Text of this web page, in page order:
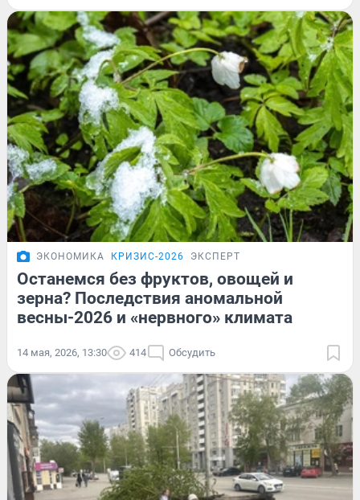
ЭКОНОМИКА КРИЗИС-2026 ЭКСПЕРТ
Останемся без фруктов, овощей и
зерна? Последствия аномальной
весны-2026 и «нервного» климата
14 мая, 2026, 13:30 414 Обсудить